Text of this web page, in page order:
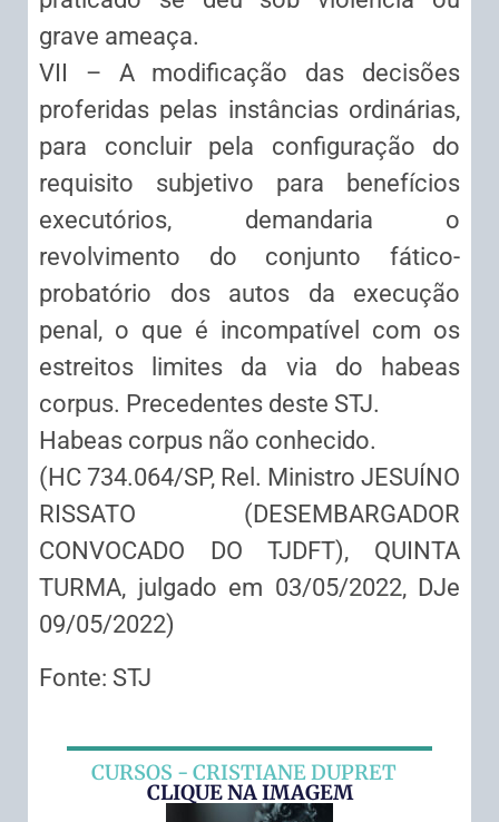
grave ameaça.
VII – A modificação das decisões
proferidas pelas instâncias ordinárias,
para concluir pela configuração do
requisito subjetivo para benefícios
executórios, demandaria o
revolvimento do conjunto fático-
probatório dos autos da execução
penal, o que é incompatível com os
estreitos limites da via do habeas
corpus. Precedentes deste STJ.
Habeas corpus não conhecido.
(HC 734.064/SP, Rel. Ministro JESUÍNO
RISSATO (DESEMBARGADOR
CONVOCADO DO TJDFT), QUINTA
TURMA, julgado em 03/05/2022, DJe
09/05/2022)
Fonte: STJ
CURSOS - CRISTIANE DUPRET
CLIQUE NA IMAGEM